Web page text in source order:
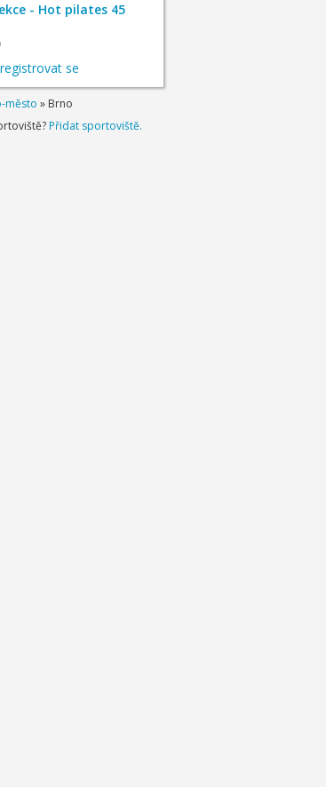
- Hot pilates 45
se
město » Brno
Přidat sportoviště.